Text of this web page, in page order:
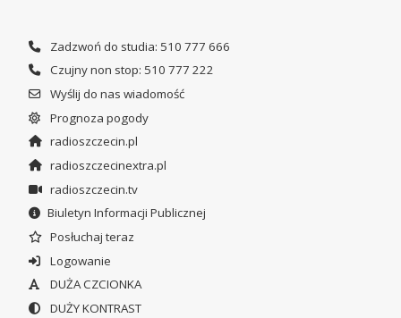
Zadzwoń do studia: 510 777 666
Czujny non stop: 510 777 222
Wyślij do nas wiadomość
Prognoza pogody
radioszczecin.pl
radioszczecinextra.pl
radioszczecin.tv
Biuletyn Informacji Publicznej
Posłuchaj teraz
Logowanie
DUŻA CZCIONKA
DUŻY KONTRAST